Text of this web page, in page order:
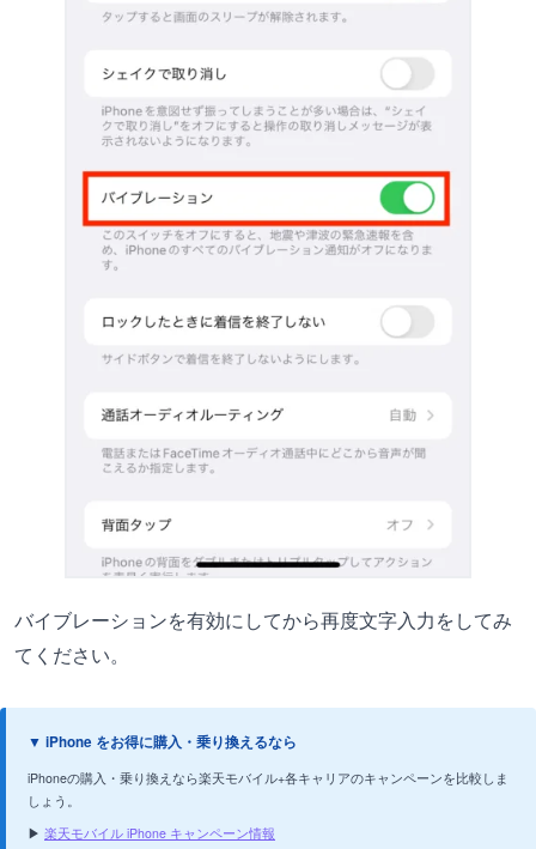
バイブレーションを有効にしてから再度文字入力をしてみ
てください。
▼ iPhone をお得に購入・乗り換えるなら
iPhoneの購入・乗り換えなら楽天モバイル+各キャリアのキャンペーンを比較しま
しょう。
▶ 楽天モバイル iPhone キャンペーン情報